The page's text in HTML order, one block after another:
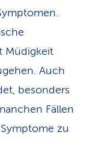
Müdigkeit
Auch
besonders
Fällen
zu